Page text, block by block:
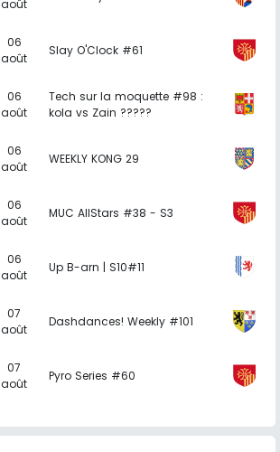
août
06
août
Slay O'Clock #61
06
août
Tech sur la moquette #98 :
kola vs Zain ?????
06
août
WEEKLY KONG 29
06
août
MUC AllStars #38 - S3
06
août
Up B-arn | S10#11
07
août
Dashdances! Weekly #101
07
août
Pyro Series #60